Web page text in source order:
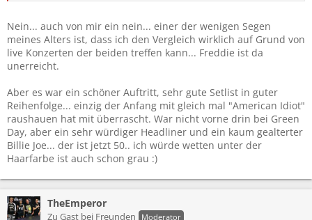
Nein... auch von mir ein nein... einer der wenigen Segen
meines Alters ist, dass ich den Vergleich wirklich auf Grund von
live Konzerten der beiden treffen kann... Freddie ist da
unerreicht.
Aber es war ein schöner Auftritt, sehr gute Setlist in guter
Reihenfolge... einzig der Anfang mit gleich mal "American Idiot"
raushauen hat mit überrascht. War nicht vorne drin bei Green
Day, aber ein sehr würdiger Headliner und ein kaum gealterter
Billie Joe... der ist jetzt 50.. ich würde wetten unter der
Haarfarbe ist auch schon grau :)
TheEmperor
Zu Gast bei Freunden Moderator